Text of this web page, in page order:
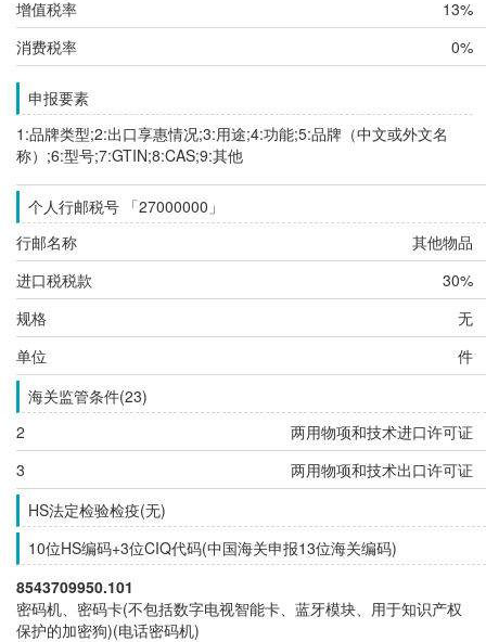
增值税率
13%
消费税率
0%
申报要素
1:品牌类型;2:出口享惠情况;3:用途;4:功能;5:品牌（中文或外文名
称）;6:型号;7:GTIN;8:CAS;9:其他
个人行邮税号 「27000000」
行邮名称
其他物品
进口税税款
30%
规格
无
单位
件
海关监管条件(23)
2
两用物项和技术进口许可证
3
两用物项和技术出口许可证
HS法定检验检疫(无)
10位HS编码+3位CIQ代码(中国海关申报13位海关编码)
8543709950.101
密码机、密码卡(不包括数字电视智能卡、蓝牙模块、用于知识产权
保护的加密狗)(电话密码机)